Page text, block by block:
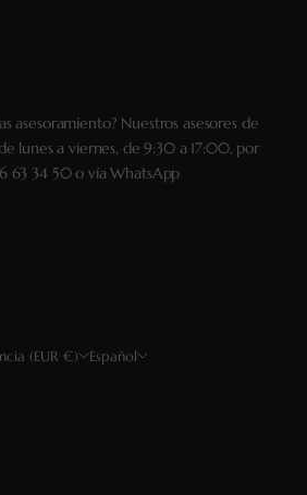
asesoramiento? Nuestros asesores de
lunes a viernes, de 9:30 a 17:00, por
63 34 50o víaWhatsApp
Francia (EUR €) Español